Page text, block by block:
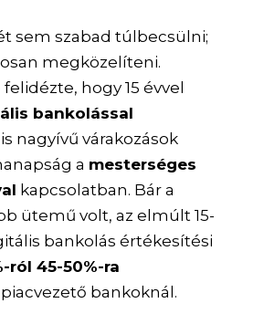
sem szabad túlbecsülni;
megközelíteni.
felidézte, hogy 15 évvel
bankolással
nagyívű várakozások
a mesterséges
kapcsolatban. Bár a
ütemű volt, az elmúlt 15-
bankolás értékesítési
ról 45-50%-ra
bankoknál.